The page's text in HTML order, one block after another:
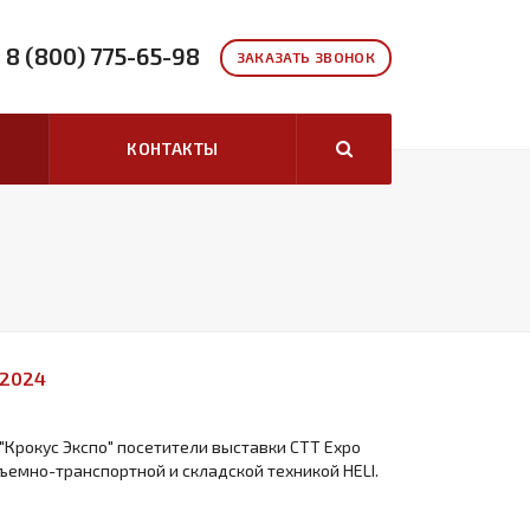
ЗАКАЗАТЬ ЗВОНОК
8 (800) 775-65-98
КОНТАКТЫ
Экспо" посетители выставки СТТ Expo
транспортной и складской техникой HELI.